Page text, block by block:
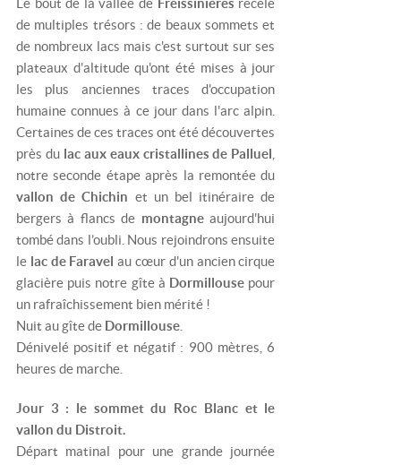
Le bout de la vallée de Freissinières recèle
de multiples trésors : de beaux sommets et
de nombreux lacs mais c'est surtout sur ses
plateaux d'altitude qu'ont été mises à jour
les plus anciennes traces d'occupation
humaine connues à ce jour dans l'arc alpin.
Certaines de ces traces ont été découvertes
près dulac aux eaux cristallines de Palluel
notre seconde étape après la remontée du
vallon de Chichin et un bel itinéraire de
bergers à flancs de montagneaujourd'hui
tombé dans l’oubli. Nous rejoindrons ensuite
le lac de Faravel au cœur d'un ancien cirque
glacière puis notre gîte à Dormillouse pour
un rafraîchissement bien mérité !
Nuit au gîte de Dormillouse.
Dénivelé positif et négatif : 900 mètres, 6
heures de marche.
Jour 3 : le sommet du Roc Blanc et le
vallon du Distroit.
Départ matinal pour une grande journée